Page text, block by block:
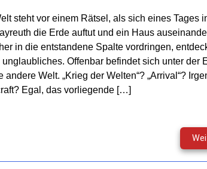
steht vor einem Rätsel, als sich eines Tages
die Erde auftut und ein Haus
in die entstandene Spalte vordringen,
unglaubliches. Offenbar befindet sich unter der
andere Welt. „Krieg der Welten“? „Arrival“?
Egal, das vorliegende […]